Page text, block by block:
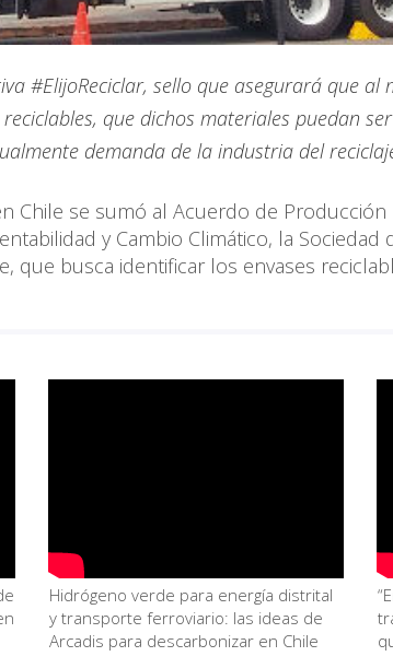
#ElijoReciclar, sello que asegurará que al
que dichos materiales puedan
demanda de la industria del
Chile se sumó al Acuerdo de
y Cambio Climático, la Sociedad
que busca identificar los envases
Hidrógeno verde para energía distrital
y transporte ferroviario: las ideas de
Arcadis para descarbonizar en Chile